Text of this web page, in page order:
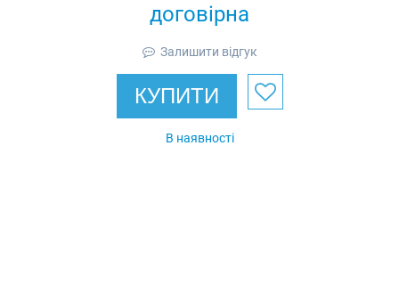
договірна
Залишити відгук
КУПИТИ
В наявності